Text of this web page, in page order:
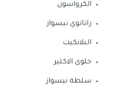
الكرواسون
راتاتوي نيسواز
البلانكيت
حلوى الاكلير
سلطة نيسواز